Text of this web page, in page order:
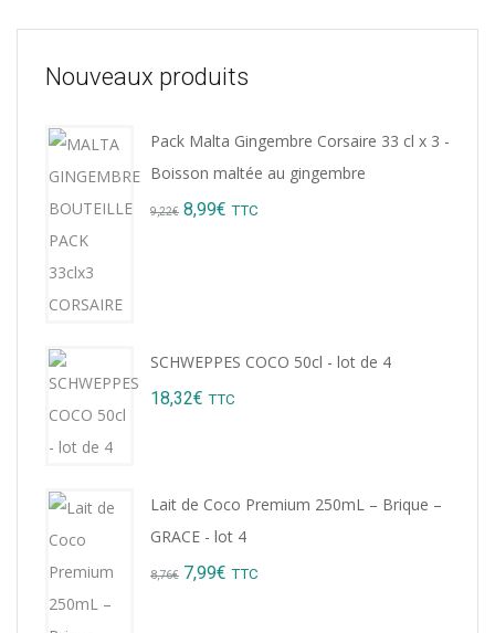
Nouveaux produits
Pack Malta Gingembre Corsaire 33 cl x 3 -
Boisson maltée au gingembre
9,22€ Original
8,99€ Current
TTC
SCHWEPPES COCO 50cl - lot de 4
18,32€ TTC
Lait de Coco Premium 250mL – Brique –
GRACE - lot 4
8,76€ Original
7,99€ Current
TTC